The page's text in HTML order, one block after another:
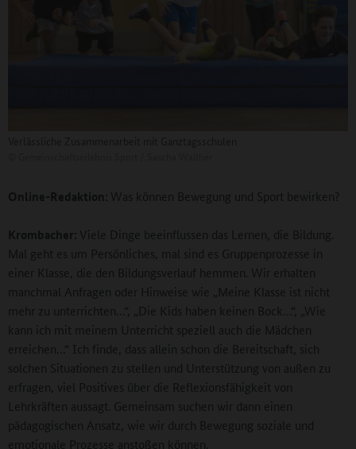
Online-Redaktion: Was können Bewegung und Sport bewirken?
Krombacher: Viele Dinge beeinflussen das Lernen, die Bildung.
Mal geht es um Persönliches, mal sind es Gruppenprozesse in
einer Klasse, die den Bildungsverlauf hemmen. Wir erhalten
manchmal Anfragen oder Hinweise wie „Meine Klasse ist nicht
mehr zu unterrichten…“, „Die Kids haben keinen Bock…“, „Wie
kann ich mit meinem Unterricht speziell auch die Mädchen
erreichen…“ Ich finde, dass allein schon die Bereitschaft, sich
solchen Situationen zu stellen und Unterstützung von außen zu
erfragen, viel Positives über die Reflexionsfähigkeit von
Lehrkräften aussagt. Gemeinsam suchen wir dann einen
pädagogischen Ansatz, wie wir durch Bewegung soziale und
emotionale Prozesse anstoßen können.